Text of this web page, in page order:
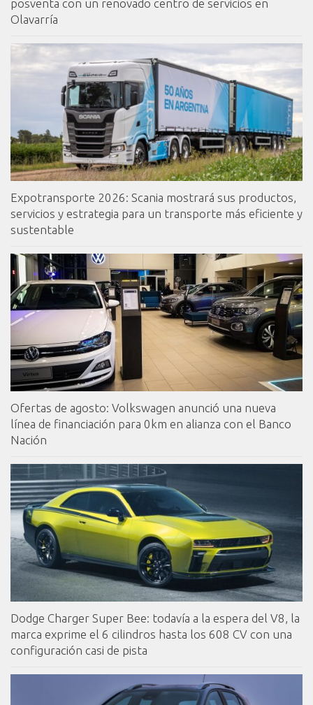
posventa con un renovado centro de servicios en
Olavarría
Expotransporte 2026: Scania mostrará sus productos,
servicios y estrategia para un transporte más eficiente y
sustentable
Ofertas de agosto: Volkswagen anunció una nueva
línea de financiación para 0km en alianza con el Banco
Nación
Dodge Charger Super Bee: todavía a la espera del V8, la
marca exprime el 6 cilindros hasta los 608 CV con una
configuración casi de pista